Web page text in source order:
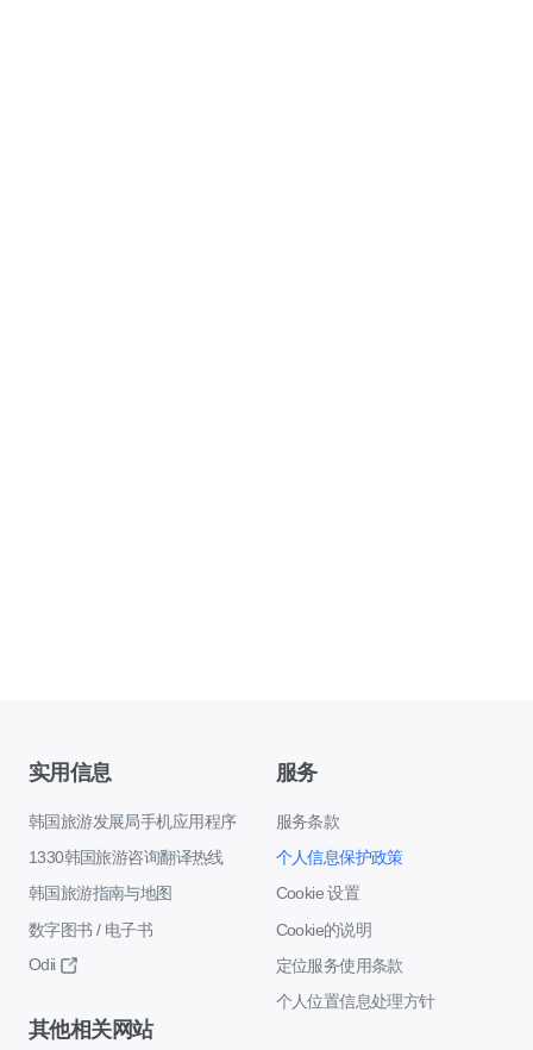
实用信息
韩国旅游发展局手机应用程序
1330韩国旅游咨询翻译热线
韩国旅游指南与地图
数字图书 / 电子书
Odii
服务
服务条款
个人信息保护政策
Cookie 设置
Cookie的说明
定位服务使用条款
个人位置信息处理方针
其他相关网站